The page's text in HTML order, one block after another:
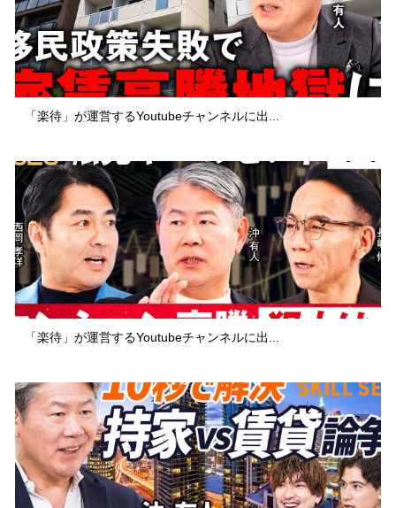
「楽待」が運営するYoutubeチャンネルに出...
「楽待」が運営するYoutubeチャンネルに出...